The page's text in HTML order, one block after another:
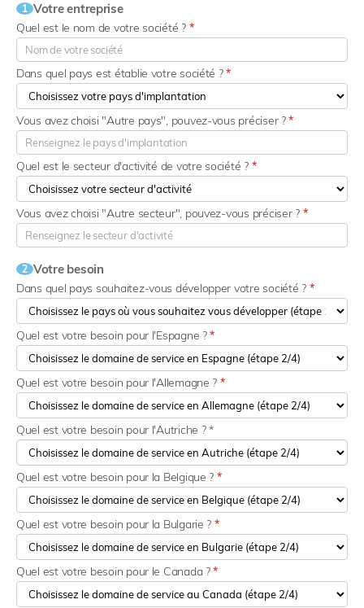
1 Votre entreprise
Quel est le nom de votre société ? *
Dans quel pays est établie votre société ?*
Quel est le secteur d'activité de votre société ? *
Vous avez choisi "Autre pays", pouvez-vous préciser ?*
Vous avez choisi "Autre secteur", pouvez-vous préciser ? *
2 Votre besoin
Dans quel pays souhaitez-vous développer votre société ? *
Quel est votre besoin pour l'Espagne ?*
Quel est votre besoin pour l'Allemagne ? *
Quel est votre besoin pour l'Autriche ? *
Quel est votre besoin pour la Belgique ? *
Quel est votre besoin pour la Bulgarie ? *
Quel est votre besoin pour le Canada ?*